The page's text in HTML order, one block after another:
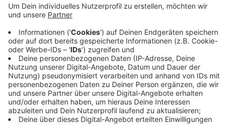
uns in diesem Bereich und zeigt auf, wie er arbeitet,
wenn es es um Fake-Meldungen geht, die gerade viral
gehen.
Anzeige
Wie geht man vor, wenn eine Meldung
gecheckt wird, ob sie echt oder ein Fake ist?
Anzeige